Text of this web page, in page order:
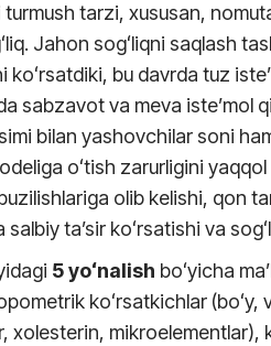
tarzi, xususan,
Jahon sogʻliqni saqlash
koʻrsatdiki, bu davrda tuz
sabzavot va meva iste’mol
bilan yashovchilar soni
oʻtish zarurligini
olib kelishi, qon
salbiy ta’sir koʻrsatishi va
5 yoʻnalish boʻyicha
koʻrsatkichlar
xolesterin, mikroelementlar),